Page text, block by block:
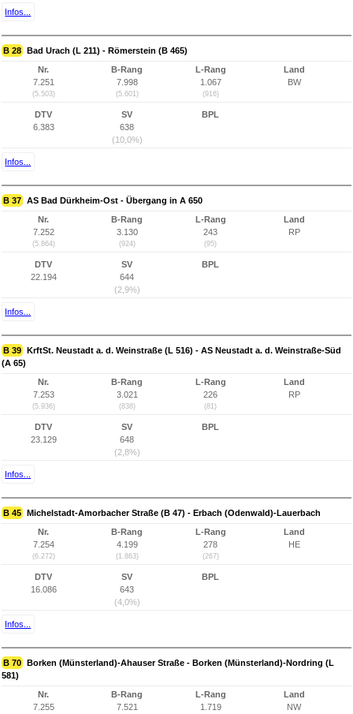
Infos...
B 28 Bad Urach (L 211) - Römerstein (B 465)
Nr.
7.251
(5.503)
B-Rang
7.998
(5.601)
L-Rang
1.067
(916)
Land
BW
DTV
6.383
SV
638
(10,0%)
BPL
Infos...
B 37 AS Bad Dürkheim-Ost - Übergang in A 650
Nr.
7.252
(5.864)
B-Rang
3.130
(924)
L-Rang
243
(95)
Land
RP
DTV
22.194
SV
644
(2,9%)
BPL
Infos...
B 39 KrftSt. Neustadt a. d. Weinstraße (L 516) - AS Neustadt a. d. Weinstraße-Süd
(A 65)
Nr.
7.253
(5.936)
B-Rang
3.021
(838)
L-Rang
226
(81)
Land
RP
DTV
23.129
SV
648
(2,8%)
BPL
Infos...
B 45 Michelstadt-Amorbacher Straße (B 47) - Erbach (Odenwald)-Lauerbach
Nr.
7.254
(6.272)
B-Rang
4.199
(1.863)
L-Rang
278
(267)
Land
HE
DTV
16.086
SV
643
(4,0%)
BPL
Infos...
B 70 Borken (Münsterland)-Ahauser Straße - Borken (Münsterland)-Nordring (L
581)
Nr.
7.255
B-Rang
7.521
L-Rang
1.719
Land
NW